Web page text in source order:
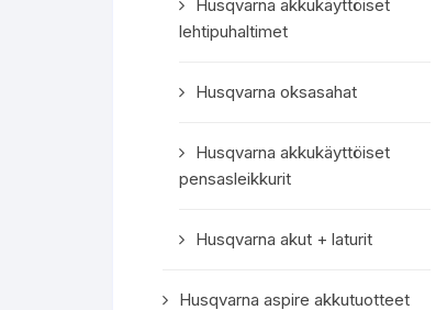
Husqvarna akkukäyttöiset
lehtipuhaltimet
Husqvarna oksasahat
Husqvarna akkukäyttöiset
pensasleikkurit
Husqvarna akut + laturit
Husqvarna aspire akkutuotteet